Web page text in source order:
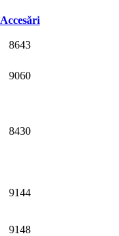
Accesări
8643
9060
8430
9144
9148